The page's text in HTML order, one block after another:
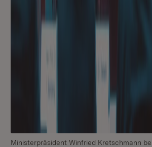
Ministerpräsident Winfried Kretschmann